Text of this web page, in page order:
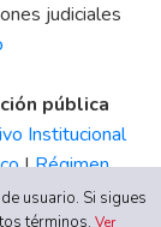
judiciales
pública
Institucional
|Régimen
Ética| Canal
usuario. Si sigues
términos.Ver